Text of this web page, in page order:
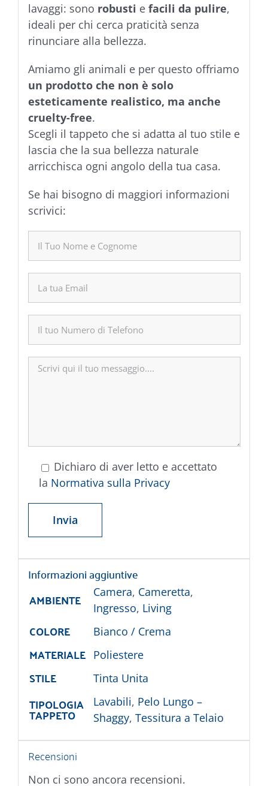
lavaggi: sono robusti e facili da pulire,
ideali per chi cerca praticità senza
rinunciare alla bellezza.
Amiamo gli animali e per questo offriamo
un prodotto che non è solo
esteticamente realistico, ma anche
cruelty-free.
Scegli il tappeto che si adatta al tuo stile e
lascia che la sua bellezza naturale
arricchisca ogni angolo della tua casa.
Se hai bisogno di maggiori informazioni
scrivici:
Dichiaro di aver letto e accettato
la Normativa sulla Privacy
Informazioni aggiuntive
AMBIENTE
Camera, Cameretta,
Ingresso, Living
COLORE Bianco / Crema
MATERIALE Poliestere
STILE Tinta Unita
TIPOLOGIA
TAPPETO
Lavabili, Pelo Lungo –
Shaggy, Tessitura a Telaio
Recensioni
Non ci sono ancora recensioni.